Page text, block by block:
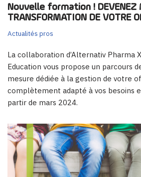
Nouvelle formation ! DEVENEZ
TRANSFORMATION DE VOTRE
Actualités pros
La collaboration d’Alternativ Pharma
Education vous propose un parcours
mesure dédiée à la gestion de votre
complètement adapté à vos besoins
partir de mars 2024.